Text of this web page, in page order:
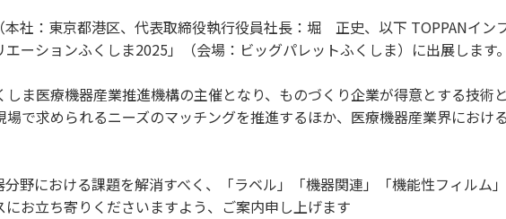
社：東京都港区、代表取締役執行役員社長：堀 正史、以下 TOPPANイン
ーションふくしま2025」（会場：ビッグパレットふくしま）に出展します。
ま医療機器産業推進機構の主催となり、ものづくり企業が得意とする技術
で求められるニーズのマッチングを推進するほか、医療機器産業界におけ
野における課題を解消すべく、「ラベル」「機器関連」「機能性フィルム
お立ち寄りくださいますよう、ご案内申し上げます